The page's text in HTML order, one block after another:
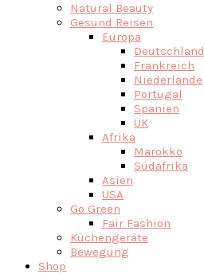
Natural Beauty
Gesund Reisen
Europa
Deutschland
Frankreich
Niederlande
Portugal
Spanien
UK
Afrika
Marokko
Südafrika
Asien
USA
Go Green
Fair Fashion
Küchengeräte
Bewegung
Shop